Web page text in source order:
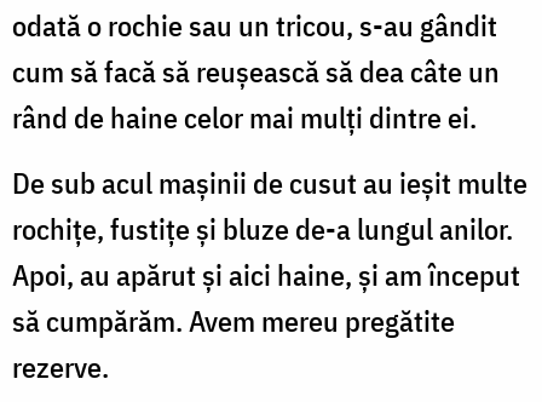
odată o rochie sau un tricou, s-au gândit
cum să facă să reușească să dea câte un
rând de haine celor mai mulți dintre ei.
De sub acul mașinii de cusut au ieșit multe
rochițe, fustițe și bluze de-a lungul anilor.
Apoi, au apărut și aici haine, și am început
să cumpărăm. Avem mereu pregătite
rezerve.